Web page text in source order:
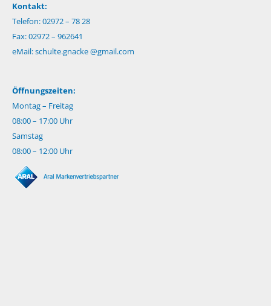
Kontakt:
Telefon: 02972 – 78 28
Fax: 02972 – 962641
eMail:schulte.gnacke @gmail.com
Öffnungszeiten:
Montag – Freitag
08:00 – 17:00 Uhr
Samstag
08:00 – 12:00 Uhr